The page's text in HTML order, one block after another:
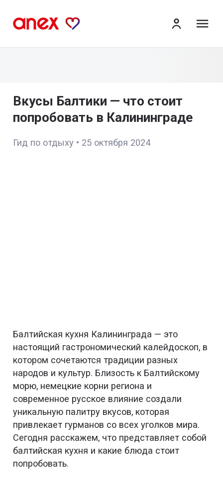
Вкусы Балтики — что стоит
попробовать в Калининграде
Гид по отдыху • 25 октября 2024
Балтийская кухня Калининграда — это
настоящий гастрономический калейдоскоп, в
котором сочетаются традиции разных
народов и культур. Близость к Балтийскому
морю, немецкие корни региона и
современное русское влияние создали
уникальную палитру вкусов, которая
привлекает гурманов со всех уголков мира.
Сегодня расскажем, что представляет собой
балтийская кухня и какие блюда стоит
попробовать.